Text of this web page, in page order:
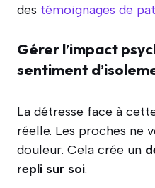
des témoignages de
Gérer l’impact
sentiment
La détresse face à
réelle. Les proches ne
douleur. Cela crée un
repli sur soi.